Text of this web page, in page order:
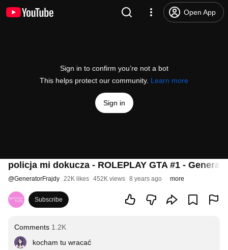
Open App
Sign in to confirm you’re not a bot
This helps protect our community. Learn more
Sign in
policja mi dokucza - ROLEPLAY GTA #1 -
@GeneratorFrajdy 22K likes 452K views 8 years ago more
Subscribe
Comments 1.2K
kocham tu wracać